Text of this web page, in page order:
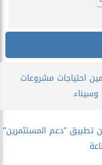
احتياجات مشروعات
وسيناء
تطبيق ”دعم المستثمرين”